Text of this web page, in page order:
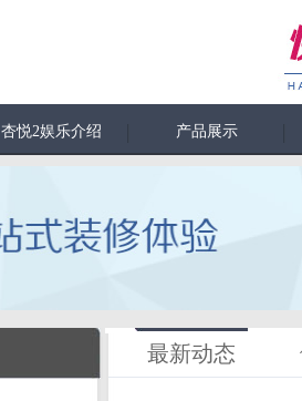
杏悦2娱乐介绍 产品展示
最新动态